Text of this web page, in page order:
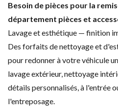
Besoin de pièces pour la
département pièces et
Lavage et esthétique — finition
Des forfaits de nettoyage et
pour redonner à votre véhicule
lavage extérieur, nettoyage
détails personnalisés, à l'entrée
l'entreposage.